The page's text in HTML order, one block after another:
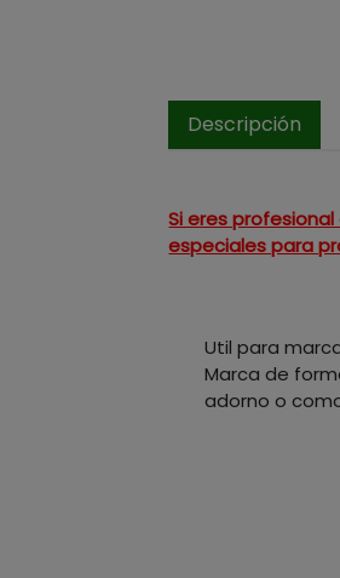
Descripción
Si eres
especiales para
Util para
Marca de
adorno o